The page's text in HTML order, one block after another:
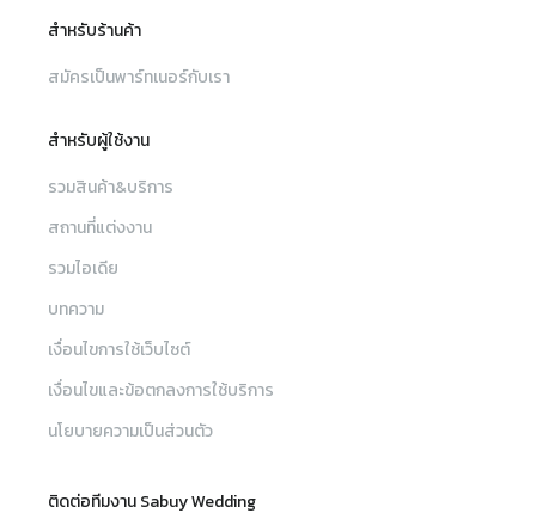
สำหรับร้านค้า
สมัครเป็นพาร์ทเนอร์กับเรา
สำหรับผู้ใช้งาน
รวมสินค้า&บริการ
สถานที่แต่งงาน
รวมไอเดีย
บทความ
เงื่อนไขการใช้เว็บไซต์
เงื่อนไขและข้อตกลงการใช้บริการ
นโยบายความเป็นส่วนตัว
ติดต่อทีมงาน Sabuy Wedding